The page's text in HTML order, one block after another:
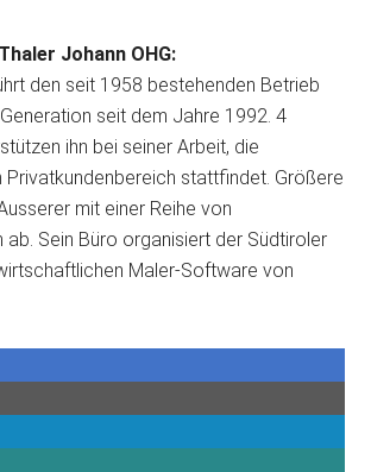
Johann OHG:
den seit 1958 bestehenden Betrieb
Generation seit dem Jahre 1992. 4
ihn bei seiner Arbeit, die
Privatkundenbereich stattfindet. Größere
mit einer Reihe von
ab. Sein Büro organisiert der Südtiroler
Maler-Software von